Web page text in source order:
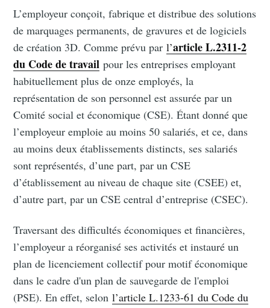
L’employeur conçoit, fabrique et distribue des solutions
de marquages permanents, de gravures et de logiciels
de création 3D. Comme prévu parl’article L.2311-2
du Code de travail pour les entreprises employant
habituellement plus de onze employés, la
représentation de son personnel est assurée par un
Comité social et économique (CSE). Étant donné que
l’employeur emploie au moins 50 salariés, et ce, dans
au moins deux établissements distincts, ses salariés
sont représentés, d’une part, par un CSE
d’établissement au niveau de chaque site (CSEE) et,
d’autre part, par un CSE central d’entreprise (CSEC).
Traversant des difficultés économiques et financières,
l’employeur a réorganisé ses activités et instauré un
plan de licenciement collectif pour motif économique
dans le cadre d'un plan de sauvegarde de l'emploi
(PSE). En effet, selonl’article L.1233-61 du Code du